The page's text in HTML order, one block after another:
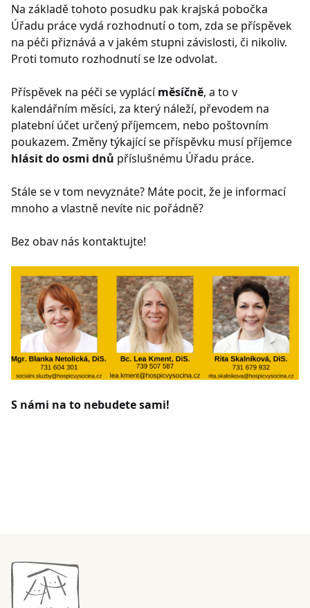
Na základě tohoto posudku pak krajská pobočka
Úřadu práce vydá rozhodnutí o tom, zda se příspěvek
na péči přiznává a v jakém stupni závislosti, či nikoliv.
Proti tomuto rozhodnutí se lze odvolat.
Příspěvek na péči se vyplácíměsíčně, a to v
kalendářním měsíci, za který náleží, převodem na
platební účet určený příjemcem, nebo poštovním
poukazem. Změny týkající se příspěvku musí příjemce
hlásit do osmi dnů příslušnému Úřadu práce.
Stále se v tom nevyznáte? Máte pocit, že je informací
mnoho a vlastně nevíte nic pořádně?
Bez obav nás kontaktujte!
S námi na to nebudete sami!